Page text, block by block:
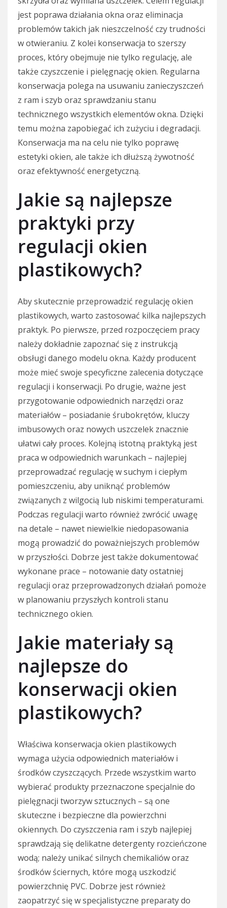
jest poprawa działania okna oraz eliminacja
problemów takich jak nieszczelność czy trudności
w otwieraniu. Z kolei konserwacja to szerszy
proces, który obejmuje nie tylko regulację, ale
także czyszczenie i pielęgnację okien. Regularna
konserwacja polega na usuwaniu zanieczyszczeń
z ram i szyb oraz sprawdzaniu stanu
technicznego wszystkich elementów okna. Dzięki
temu można zapobiegać ich zużyciu i degradacji.
Konserwacja ma na celu nie tylko poprawę
estetyki okien, ale także ich dłuższą żywotność
oraz efektywność energetyczną.
Jakie są najlepsze
praktyki przy
regulacji okien
plastikowych?
Aby skutecznie przeprowadzić regulację okien
plastikowych, warto zastosować kilka najlepszych
praktyk. Po pierwsze, przed rozpoczęciem pracy
należy dokładnie zapoznać się z instrukcją
obsługi danego modelu okna. Każdy producent
może mieć swoje specyficzne zalecenia dotyczące
regulacji i konserwacji. Po drugie, ważne jest
przygotowanie odpowiednich narzędzi oraz
materiałów – posiadanie śrubokrętów, kluczy
imbusowych oraz nowych uszczelek znacznie
ułatwi cały proces. Kolejną istotną praktyką jest
praca w odpowiednich warunkach – najlepiej
przeprowadzać regulację w suchym i ciepłym
pomieszczeniu, aby uniknąć problemów
związanych z wilgocią lub niskimi temperaturami.
Podczas regulacji warto również zwrócić uwagę
na detale – nawet niewielkie niedopasowania
mogą prowadzić do poważniejszych problemów
w przyszłości. Dobrze jest także dokumentować
wykonane prace – notowanie daty ostatniej
regulacji oraz przeprowadzonych działań pomoże
w planowaniu przyszłych kontroli stanu
technicznego okien.
Jakie materiały są
najlepsze do
konserwacji okien
plastikowych?
Właściwa konserwacja okien plastikowych
wymaga użycia odpowiednich materiałów i
środków czyszczących. Przede wszystkim warto
wybierać produkty przeznaczone specjalnie do
pielęgnacji tworzyw sztucznych – są one
skuteczne i bezpieczne dla powierzchni
okiennych. Do czyszczenia ram i szyb najlepiej
sprawdzają się delikatne detergenty rozcieńczone
wodą; należy unikać silnych chemikaliów oraz
środków ściernych, które mogą uszkodzić
powierzchnię PVC. Dobrze jest również
zaopatrzyć się w specjalistyczne preparaty do